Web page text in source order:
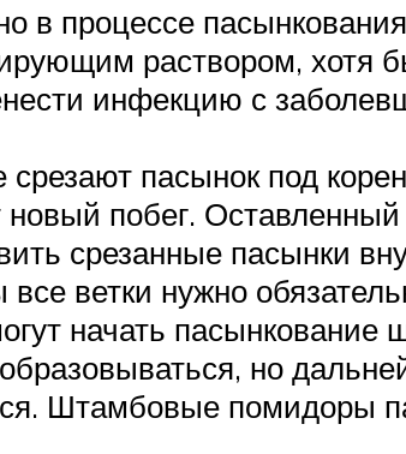
в процессе
раствором, хотя
инфекцию с
срезают пасынок под
новый побег.
срезанные пасынки
ветки нужно
начать пасынкование
но
Штамбовые помидоры